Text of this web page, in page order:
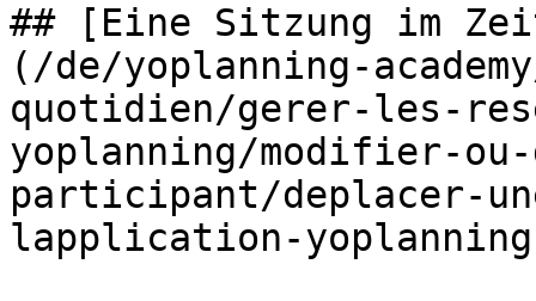
## [Eine Sitzung im
(/de/yoplanning-
quotidien/gerer-les-
yoplanning/modifier-
participant/deplacer-
lapplication-